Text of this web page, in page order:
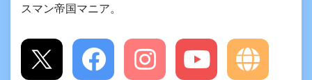
スマン帝国マニア。